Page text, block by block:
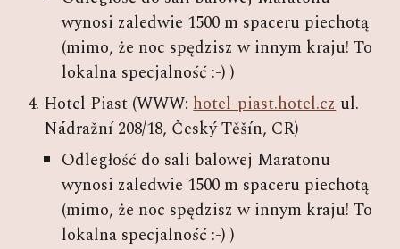
wynosi zaledwie 1500 m spaceru piechotą
(mimo, że noc spędzisz w innym kraju! To
lokalna specjalność :-) )
Hotel Piast (WWW:hotel-piast.hotel.czul.
Nádražní 208/18, Český Těšín, CR)
Odległość do sali balowej Maratonu
wynosi zaledwie 1500 m spaceru piechotą
(mimo, że noc spędzisz w innym kraju! To
lokalna specjalność :-) )